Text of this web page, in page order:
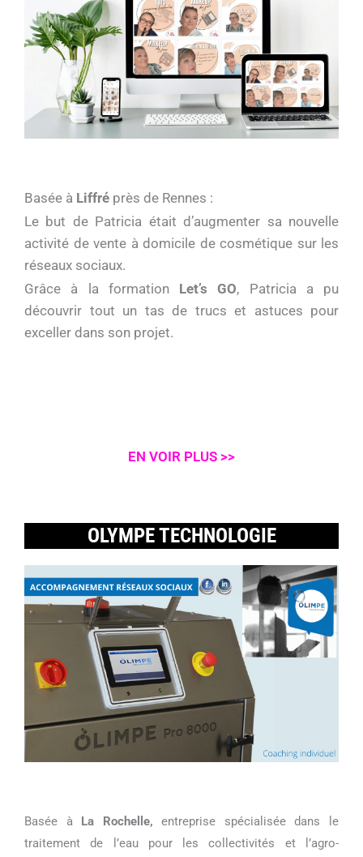
Basée à Liffré près de Rennes :
Le but de Patricia était d’augmenter sa nouvelle
activité de vente à domicile de cosmétique sur les
réseaux sociaux.
Grâce à la formation Let’s GO, Patricia a pu
découvrir tout un tas de trucs et astuces pour
exceller dans son projet.
EN VOIR PLUS >>
OLYMPE TECHNOLOGIE
Basée à La Rochelle, entreprise spécialisée dans le
traitement de l’eau pour les collectivités et l’agro-